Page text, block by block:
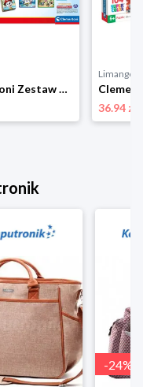
Clementoni Zestaw gier "Psi Patrol" - 3+ rozmiar: onesize
Limango
36.94 zł
-24%